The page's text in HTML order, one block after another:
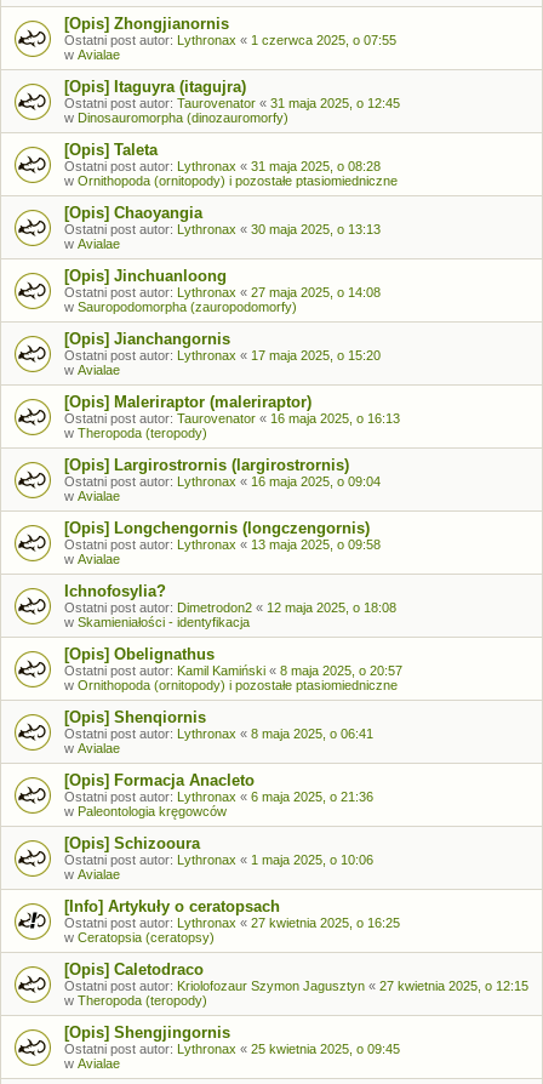
[Opis] Zhongjianornis
Ostatni post autor: Lythronax « 1 czerwca 2025, o 07:55
w Avialae
[Opis] Itaguyra (itagujra)
Ostatni post autor: Taurovenator « 31 maja 2025, o 12:45
w Dinosauromorpha (dinozauromorfy)
[Opis] Taleta
Ostatni post autor: Lythronax « 31 maja 2025, o 08:28
w Ornithopoda (ornitopody) i pozostałe ptasiomiedniczne
[Opis] Chaoyangia
Ostatni post autor: Lythronax « 30 maja 2025, o 13:13
w Avialae
[Opis] Jinchuanloong
Ostatni post autor: Lythronax « 27 maja 2025, o 14:08
w Sauropodomorpha (zauropodomorfy)
[Opis] Jianchangornis
Ostatni post autor: Lythronax « 17 maja 2025, o 15:20
w Avialae
[Opis] Maleriraptor (maleriraptor)
Ostatni post autor: Taurovenator « 16 maja 2025, o 16:13
w Theropoda (teropody)
[Opis] Largirostrornis (largirostrornis)
Ostatni post autor: Lythronax « 16 maja 2025, o 09:04
w Avialae
[Opis] Longchengornis (longczengornis)
Ostatni post autor: Lythronax « 13 maja 2025, o 09:58
w Avialae
Ichnofosylia?
Ostatni post autor: Dimetrodon2 « 12 maja 2025, o 18:08
w Skamieniałości - identyfikacja
[Opis] Obelignathus
Ostatni post autor: Kamil Kamiński « 8 maja 2025, o 20:57
w Ornithopoda (ornitopody) i pozostałe ptasiomiedniczne
[Opis] Shenqiornis
Ostatni post autor: Lythronax « 8 maja 2025, o 06:41
w Avialae
[Opis] Formacja Anacleto
Ostatni post autor: Lythronax « 6 maja 2025, o 21:36
w Paleontologia kręgowców
[Opis] Schizooura
Ostatni post autor: Lythronax « 1 maja 2025, o 10:06
w Avialae
[Info] Artykuły o ceratopsach
Ostatni post autor: Lythronax « 27 kwietnia 2025, o 16:25
w Ceratopsia (ceratopsy)
[Opis] Caletodraco
Ostatni post autor: Kriolofozaur Szymon Jagusztyn « 27 kwietnia 2025, o 12:15
w Theropoda (teropody)
[Opis] Shengjingornis
Ostatni post autor: Lythronax « 25 kwietnia 2025, o 09:45
w Avialae